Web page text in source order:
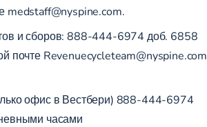
medstaff@nyspine.com.
и сборов:888-444-6974 доб. 6858
почте Revenuecycleteam@nyspine.com
офис в Вестбери) 888-444-6974
часами